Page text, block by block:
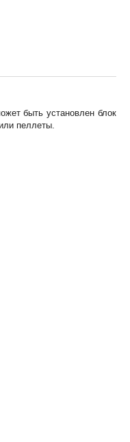
быть установлен блок
пеллеты.